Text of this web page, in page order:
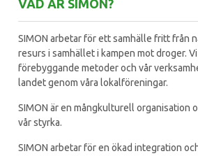
VAD ÄR SIMON?
SIMON arbetar för ett samhälle fritt från
resurs i samhället i kampen mot droger.
förebyggande metoder och vår
landet genom våra lokalföreningar.
SIMON är en mångkulturell organisation
vår styrka.
SIMON arbetar för en ökad integration